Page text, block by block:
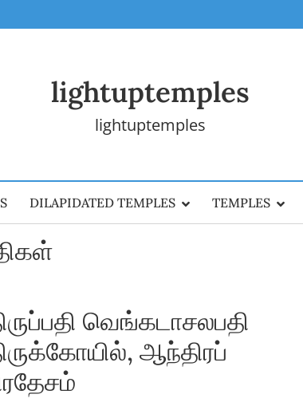
lightuptemples
lightuptemples
DILAPIDATED TEMPLES TEMPLES
வெங்கடாசலபதி
ஆந்திரப்